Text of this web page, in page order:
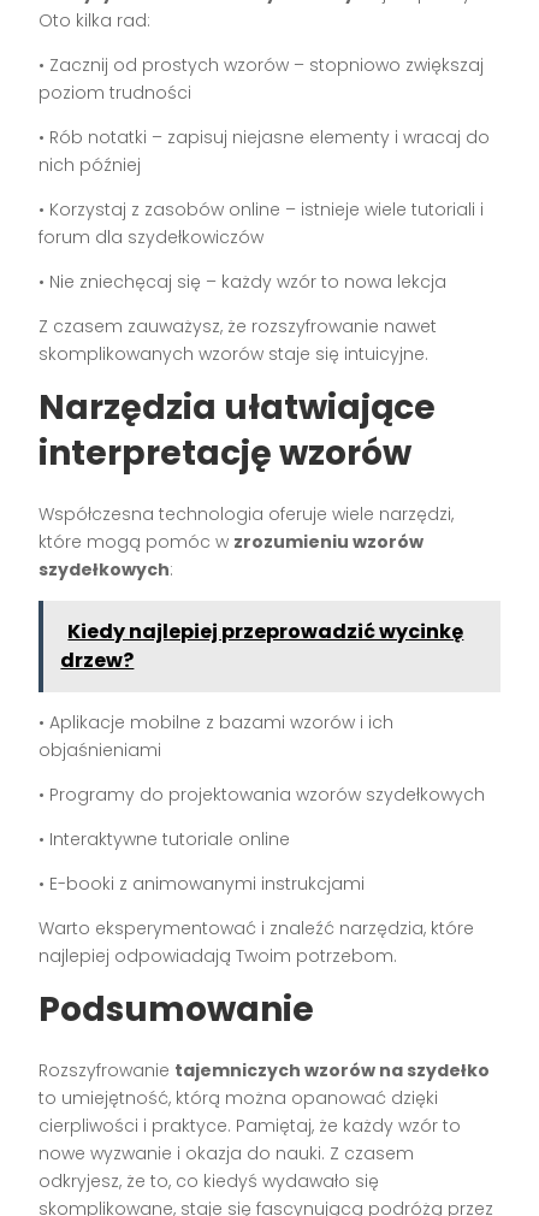
Oto kilka rad:
• Zacznij od prostych wzorów – stopniowo zwiększaj
poziom trudności
• Rób notatki – zapisuj niejasne elementy i wracaj do
nich później
• Korzystaj z zasobów online – istnieje wiele tutoriali i
forum dla szydełkowiczów
• Nie zniechęcaj się – każdy wzór to nowa lekcja
Z czasem zauważysz, że rozszyfrowanie nawet
skomplikowanych wzorów staje się intuicyjne.
Narzędzia ułatwiające
interpretację wzorów
Współczesna technologia oferuje wiele narzędzi,
które mogą pomóc w zrozumieniu wzorów
szydełkowych:
Kiedy najlepiej przeprowadzić wycinkę
drzew?
• Aplikacje mobilne z bazami wzorów i ich
objaśnieniami
• Programy do projektowania wzorów szydełkowych
• Interaktywne tutoriale online
• E-booki z animowanymi instrukcjami
Warto eksperymentować i znaleźć narzędzia, które
najlepiej odpowiadają Twoim potrzebom.
Podsumowanie
Rozszyfrowanie tajemniczych wzorów na szydełko
to umiejętność, którą można opanować dzięki
cierpliwości i praktyce. Pamiętaj, że każdy wzór to
nowe wyzwanie i okazja do nauki. Z czasem
odkryjesz, że to, co kiedyś wydawało się
skomplikowane, staje się fascynującą podróżą przez